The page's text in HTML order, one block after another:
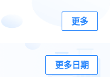
更多
更多日期